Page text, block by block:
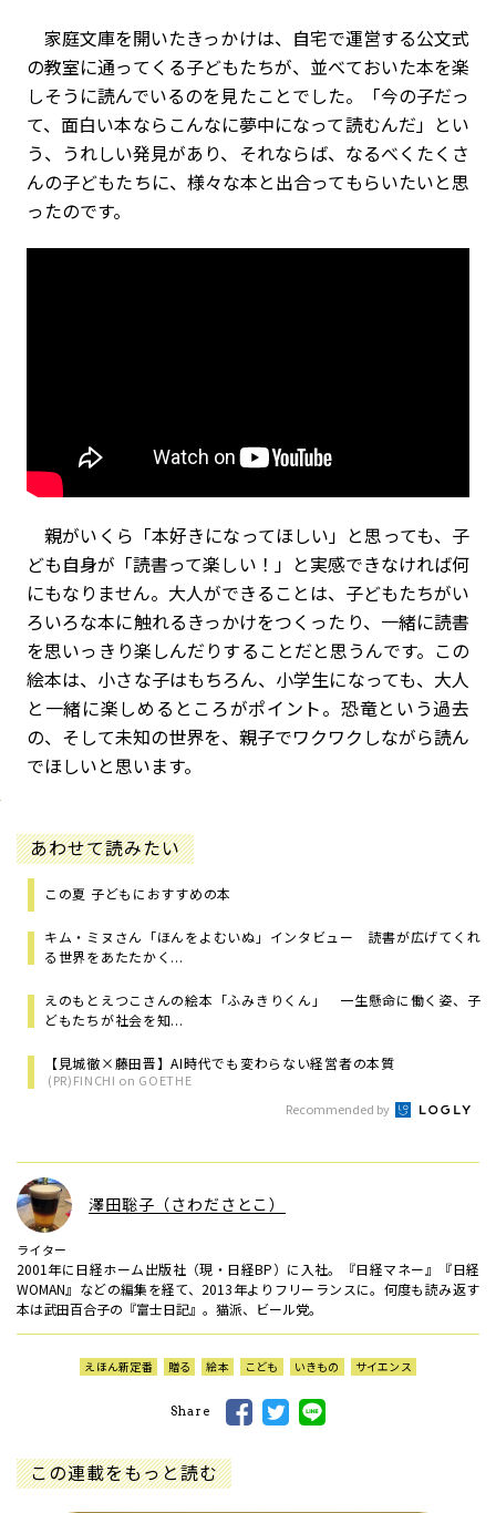
家庭文庫を開いたきっかけは、自宅で運営する公文式
の教室に通ってくる子どもたちが、並べておいた本を楽
しそうに読んでいるのを見たことでした。「今の子だっ
て、面白い本ならこんなに夢中になって読むんだ」とい
う、うれしい発見があり、それならば、なるべくたくさ
んの子どもたちに、様々な本と出合ってもらいたいと思
ったのです。
親がいくら「本好きになってほしい」と思っても、子
ども自身が「読書って楽しい！」と実感できなければ何
にもなりません。大人ができることは、子どもたちがい
ろいろな本に触れるきっかけをつくったり、一緒に読書
を思いっきり楽しんだりすることだと思うんです。この
絵本は、小さな子はもちろん、小学生になっても、大人
と一緒に楽しめるところがポイント。恐竜という過去
の、そして未知の世界を、親子でワクワクしながら読ん
でほしいと思います。
あわせて読みたい
この夏 子どもにおすすめの本
キム・ミヌさん「ほんをよむいぬ」インタビュー 読書が広げてくれ
る世界をあたたかく...
えのもとえつこさんの絵本「ふみきりくん」 一生懸命に働く姿、子
どもたちが社会を知...
【見城徹×藤田晋】AI時代でも変わらない経営者の本質
(PR)FINCHI on GOETHE
Recommended by
澤田聡子（さわださとこ）
ライター
2001年に日経ホーム出版社（現・日経BP）に入社。『日経マネー』『日経
WOMAN』などの編集を経て、2013年よりフリーランスに。何度も読み返す
本は武田百合子の『富士日記』。猫派、ビール党。
えほん新定番 贈る 絵本 こども いきもの サイエンス
Share
この連載をもっと読む